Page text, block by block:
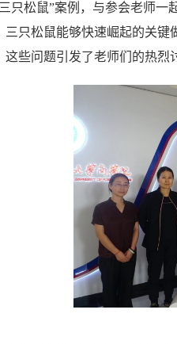
只松鼠”案例，与参会老师
三只松鼠能够快速崛起的关
些问题引发了老师们的热烈